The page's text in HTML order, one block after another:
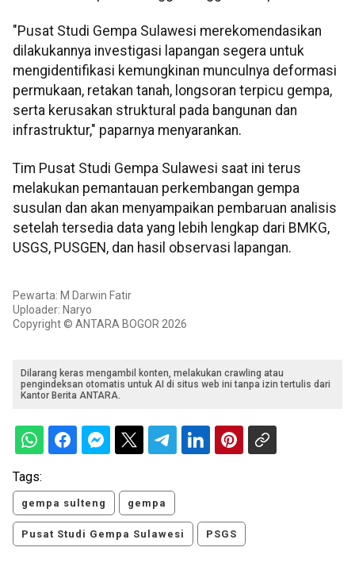
"Pusat Studi Gempa Sulawesi merekomendasikan
dilakukannya investigasi lapangan segera untuk
mengidentifikasi kemungkinan munculnya deformasi
permukaan, retakan tanah, longsoran terpicu gempa,
serta kerusakan struktural pada bangunan dan
infrastruktur," paparnya menyarankan.
Tim Pusat Studi Gempa Sulawesi saat ini terus
melakukan pemantauan perkembangan gempa
susulan dan akan menyampaikan pembaruan analisis
setelah tersedia data yang lebih lengkap dari BMKG,
USGS, PUSGEN, dan hasil observasi lapangan.
Pewarta: M Darwin Fatir
Uploader: Naryo
Copyright © ANTARA BOGOR 2026
Dilarang keras mengambil konten, melakukan crawling atau
pengindeksan otomatis untuk AI di situs web ini tanpa izin tertulis dari
Kantor Berita ANTARA.
Tags:
gempa sulteng gempa
Pusat Studi Gempa Sulawesi PSGS